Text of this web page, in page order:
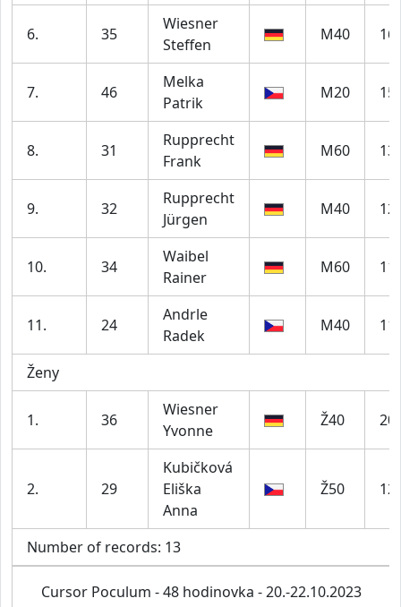
6. 35
Wiesner
Steffen
M40 16
7. 46
Melka
Patrik
M20 15
8. 31
Rupprecht
Frank
M60 13
9. 32
Rupprecht
Jürgen
M40 12
10. 34
Waibel
Rainer
M60 11
11. 24
Andrle
Radek
M40 11
Ženy
1. 36
Wiesner
Yvonne
Ž40 20
2. 29
Kubičková
Eliška
Anna
Ž50 12
Number of records: 13
Cursor Poculum - 48 hodinovka - 20.-22.10.2023